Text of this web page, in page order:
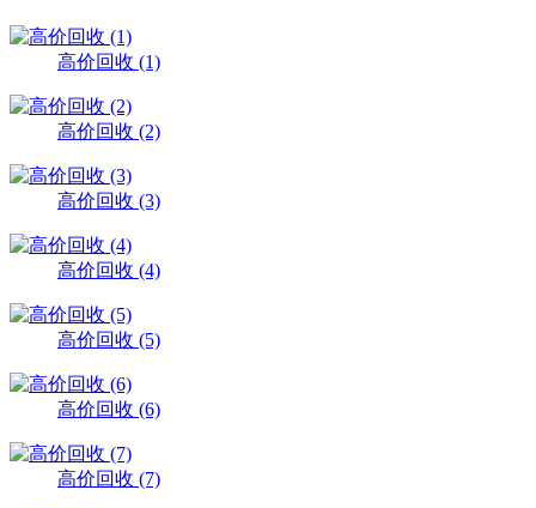
高价回收 (1)
高价回收 (2)
高价回收 (3)
高价回收 (4)
高价回收 (5)
高价回收 (6)
高价回收 (7)